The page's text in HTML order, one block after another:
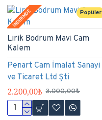
Popüler
İNDİRİMDE
Penart Cam İmalat Sanayi
ve Ticaret Ltd Şti
Lirik Bodrum Mavi Cam
Kalem
2.200,00₺ 3.000,00₺